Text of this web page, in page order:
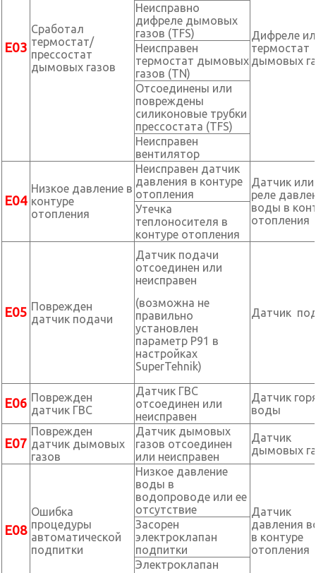
Е03
Сработал
термостат/
прессостат
дымовых газов
Дифреле
термостат
дымовых
Неисправно
дифреле дымовых
газов (TFS)
Неисправен
термостат дымовых
газов (TN)
Отсоединены или
повреждены
силиконовые трубки
прессостата (TFS)
Неисправен
вентилятор
Е04
Низкое давление в
контуре
отопления
Неисправен датчик
давления в контуре
отопления
Датчик или
реле
воды в
отопления
Утечка
теплоносителя в
контуре отопления
Е05 Поврежден
датчик подачи
Датчик подачи
отсоединен или
неисправен
(возможна не
правильно
установлен
параметр P91 в
настройках
SuperTehnik)
Датчик
Е06 Поврежден
датчик ГВС
Датчик ГВС
отсоединен или
неисправен
Датчик
воды
Е07
Поврежден
датчик дымовых
газов
Датчик дымовых
газов отсоединен
или неисправен
Датчик
дымовых
Е08
Ошибка
процедуры
автоматической
подпитки
Низкое давление
воды в
водопроводе или ее
отсутствие
Датчик
давления
в контуре
отопления
Засорен
электроклапан
подпитки
Электроклапан